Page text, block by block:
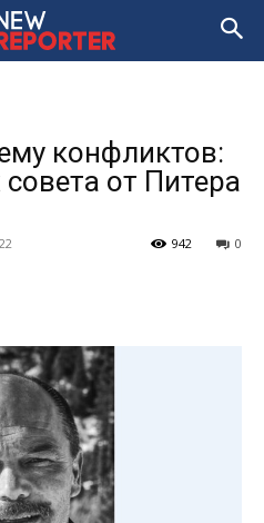
конфликтов:
от Питера
0
942